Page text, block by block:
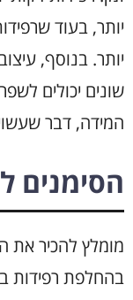
יותר, בעוד
יותר. בנוסף,
שונים יכולים
המידה, דבר
הסימנים
מומלץ להכיר את
בהחלפת רפידות